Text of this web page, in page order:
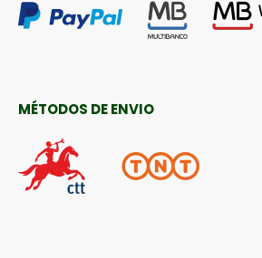
MÉTODOS DE ENVIO